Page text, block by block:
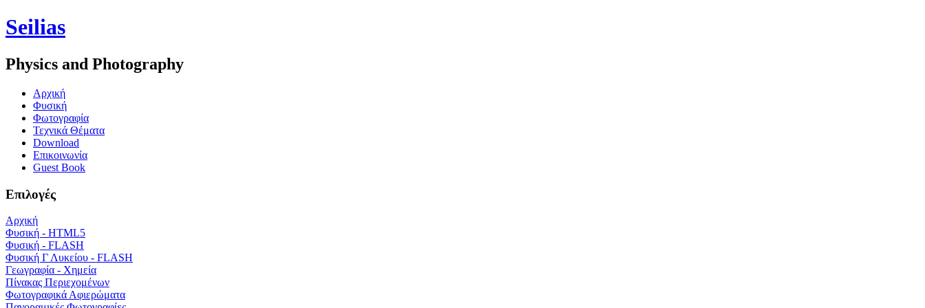
Seilias
Physics and Photography
Aρχική
Φυσική
Φωτογραφία
Τεχνικά Θέματα
Download
Επικοινωνία
Guest Book
Επιλογές
Αρχική
Φυσική - HTML5
Φυσική - FLASH
Φυσική Γ Λυκείου - FLASH
Γεωγραφία - Χημεία
Πίνακας Περιεχομένων
Φωτογραφικά Αφιερώματα